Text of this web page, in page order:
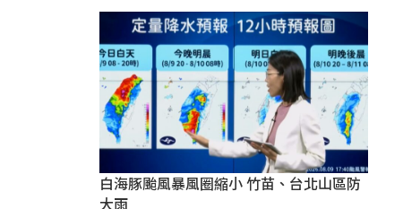
白海豚颱風暴風圈縮小 竹苗、台北山區防
大雨